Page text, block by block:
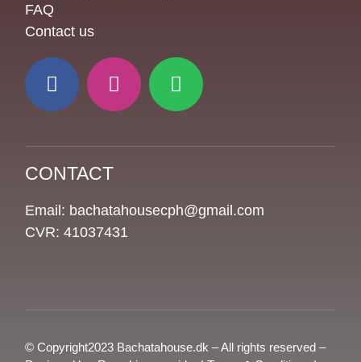
FAQ
Contact us
CONTACT
Email: bachatahousecph@gmail.com
CVR: 41037431
© Copyright2023 Bachatahouse.dk – All rights reserved –